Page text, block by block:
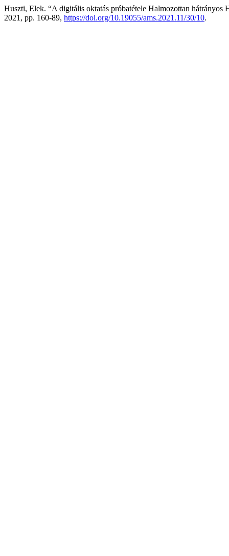
Huszti, Elek. “A digitális oktatás próbatétele Halmozottan hátrányos
2021, pp. 160-89, https://doi.org/10.19055/ams.2021.11/30/10.